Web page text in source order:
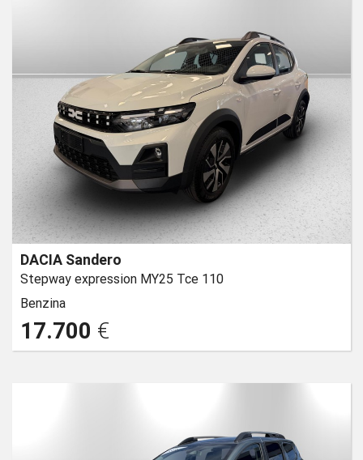
DACIA Sandero
Stepway expression MY25 Tce 110
Benzina
17.700 €